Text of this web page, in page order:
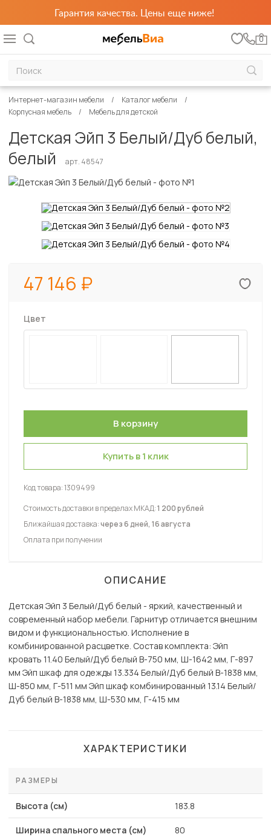
Гарантия качества. Цены еще ниже!
0
Интернет-магазин мебели
Каталог мебели
Корпусная мебель
Мебель для детской
Детская Эйп 3 Белый/Дуб белый,
белый
арт. 48547
47 146
Цвет
Купить в 1 клик
Код товара:1309499
Стоимость доставки в пределах МКАД:1 200 рублей
Ближайшая доставка:через 6 дней, 16 августа
Оплата при получении
ОПИСАНИЕ
Детская Эйп 3 Белый/Дуб белый - яркий, качественный и
современный набор мебели. Гарнитур отличается внешним
видом и функциональностью. Исполнение в
комбинированной расцветке. Состав комплекта: Эйп
кровать 11.40 Белый/Дуб белый В-750 мм, Ш-1642 мм, Г-897
мм Эйп шкаф для одежды 13.334 Белый/Дуб белый В-1838 мм,
Ш-850 мм, Г-511 мм Эйп шкаф комбинированный 13.14 Белый/
Дуб белый В-1838 мм, Ш-530 мм, Г-415 мм
ХАРАКТЕРИСТИКИ
РАЗМЕРЫ
Высота (см) 183.8
Ширина спального места (см) 80